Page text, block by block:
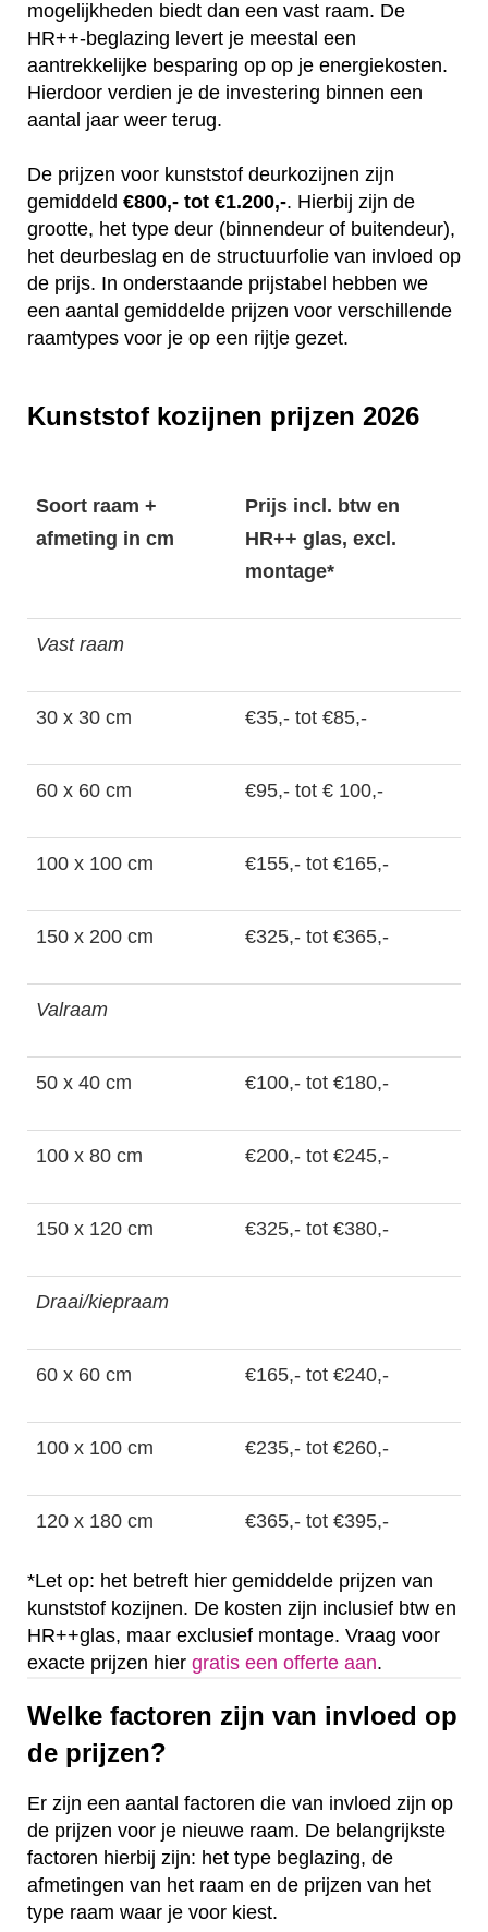
mogelijkheden biedt dan een vast raam. De
HR++-beglazing levert je meestal een
aantrekkelijke besparing op op je energiekosten.
Hierdoor verdien je de investering binnen een
aantal jaar weer terug.
De prijzen voor kunststof deurkozijnen zijn
gemiddeld €800,- tot €1.200,-. Hierbij zijn de
grootte, het type deur (binnendeur of buitendeur),
het deurbeslag en de structuurfolie van invloed op
de prijs. In onderstaande prijstabel hebben we
een aantal gemiddelde prijzen voor verschillende
raamtypes voor je op een rijtje gezet.
Kunststof kozijnen prijzen 2026
Soort raam +
afmeting in cm
Prijs incl. btw en
HR++ glas, excl.
montage*
Vast raam
30 x 30 cm €35,- tot €85,-
60 x 60 cm €95,- tot € 100,-
100 x 100 cm €155,- tot €165,-
150 x 200 cm €325,- tot €365,-
Valraam
50 x 40 cm €100,- tot €180,-
100 x 80 cm €200,- tot €245,-
150 x 120 cm €325,- tot €380,-
Draai/kiepraam
60 x 60 cm €165,- tot €240,-
100 x 100 cm €235,- tot €260,-
120 x 180 cm €365,- tot €395,-
*Let op: het betreft hier gemiddelde prijzen van
kunststof kozijnen. De kosten zijn inclusief btw en
HR++glas, maar exclusief montage. Vraag voor
exacte prijzen hier gratis een offerte aan.
Welke factoren zijn van invloed op
de prijzen?
Er zijn een aantal factoren die van invloed zijn op
de prijzen voor je nieuwe raam. De belangrijkste
factoren hierbij zijn: het type beglazing, de
afmetingen van het raam en de prijzen van het
type raam waar je voor kiest.